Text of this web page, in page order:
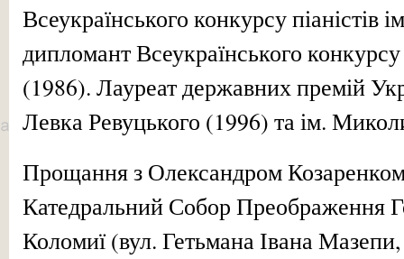
Всеукраїнського конкурсу
дипломант Всеукраїнського
(1986). Лауреат державних премій
Левка Ревуцького (1996) та ім.
Прощання з Олександром Козаренком
Катедральний Собор Преображення
Коломиї (вул. Гетьмана Івана